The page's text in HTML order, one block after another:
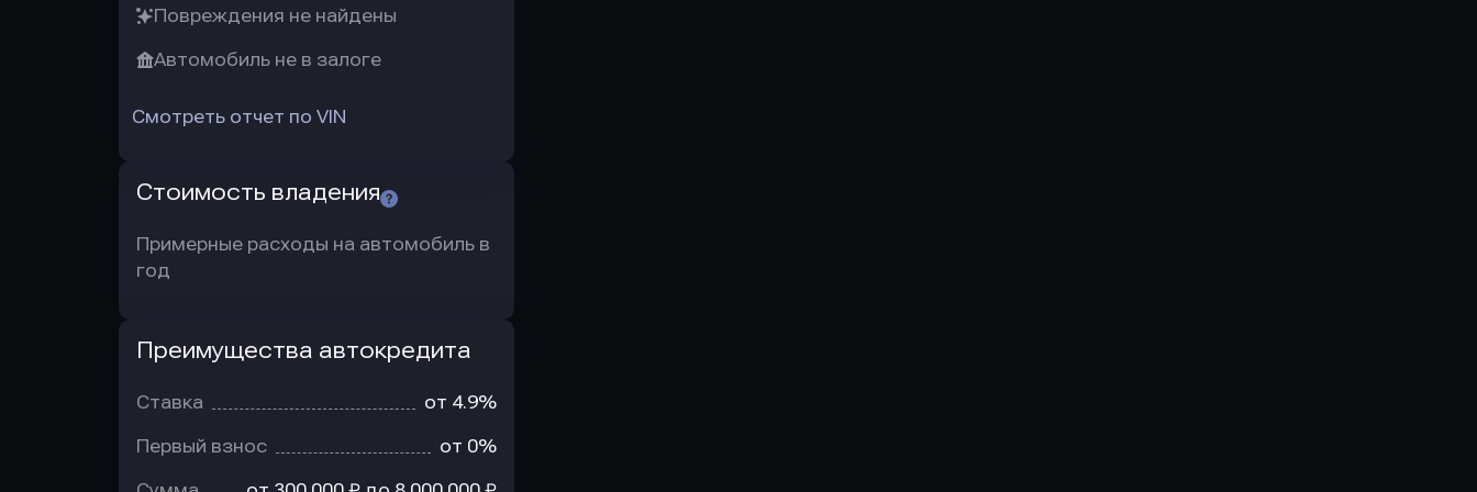
Повреждения не найдены
Автомобиль не в залоге
Смотреть отчет по VIN
Стоимость владения
Примерные расходы на автомобиль в
год
Преимущества автокредита
Ставка от 4.9%
Первый взнос от 0%